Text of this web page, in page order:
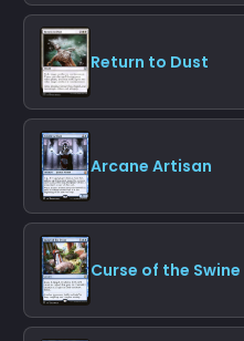
Return to Dust
Arcane Artisan
Curse of the Swine